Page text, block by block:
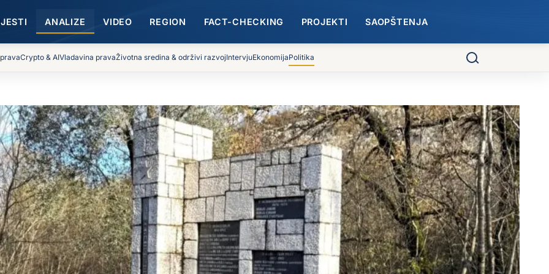
ANALIZE VIDEO REGION FACT-CHECKING PROJEKTI SAOPŠTENJA
Crypto & AIVladavina pravaŽivotna sredina & održivi razvojIntervjuEkonomijaPolitika
Pretraga
Crne Gore